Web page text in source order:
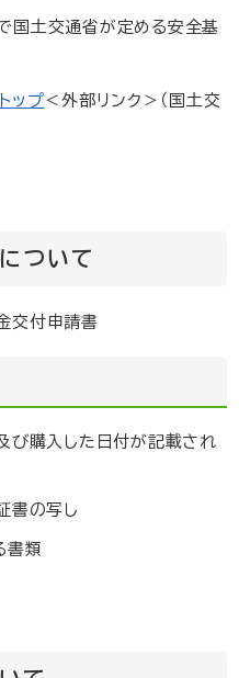
国土交通省が定める安全基
ップ＜外部リンク＞ （国土交
ついて
交付申請書
び購入した日付が記載され
書の写し
書類